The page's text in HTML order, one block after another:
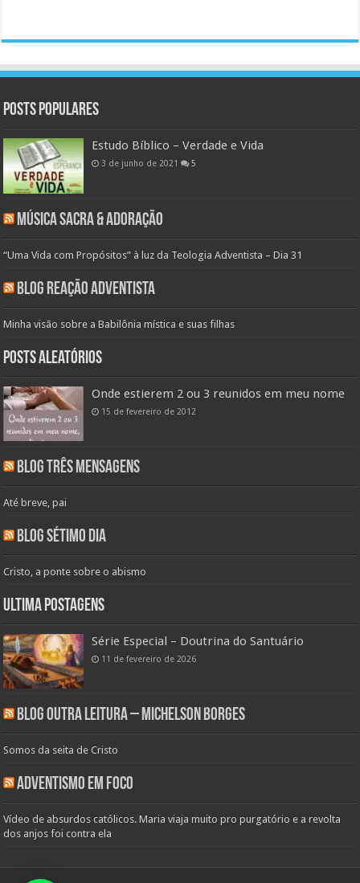
Posts populares
Estudo Bíblico – Verdade e Vida
3 de junho de 2021 5
Música Sacra & Adoração
“Uma Vida com Propósitos” à luz da Teologia Adventista – Dia 31
Blog Reação Adventista
Minha visão sobre a Babilônia mística e suas filhas
Posts aleatórios
Onde estierem 2 ou 3 reunidos em meu nome
15 de fevereiro de 2012
Blog Três Mensagens
Até breve, pai
Blog Sétimo Dia
Cristo, a ponte sobre o abismo
Ultima Postagens
Série Especial – Doutrina do Santuário
11 de fevereiro de 2026
Blog Outra Leitura – Michelson Borges
Somos da seita de Cristo
Adventismo em Foco
Vídeo de absurdos católicos. Maria viaja muito pro purgatório e a revolta
dos anjos foi contra ela